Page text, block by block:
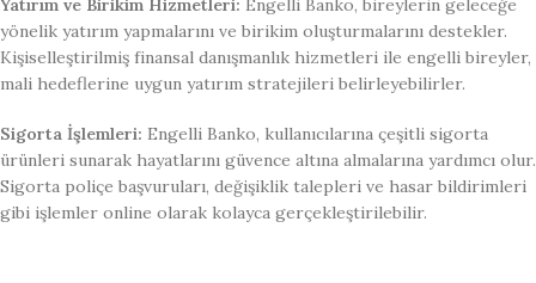
Yatırım ve Birikim Hizmetleri: Engelli Banko, bireylerin geleceğe
yönelik yatırım yapmalarını ve birikim oluşturmalarını destekler.
Kişiselleştirilmiş finansal danışmanlık hizmetleri ile engelli bireyler,
mali hedeflerine uygun yatırım stratejileri belirleyebilirler.
Sigorta İşlemleri: Engelli Banko, kullanıcılarına çeşitli sigorta
ürünleri sunarak hayatlarını güvence altına almalarına yardımcı olur.
Sigorta poliçe başvuruları, değişiklik talepleri ve hasar bildirimleri
gibi işlemler online olarak kolayca gerçekleştirilebilir.